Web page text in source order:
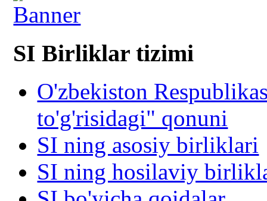
SI Birliklar tizimi
O'zbekiston
to'g'risidagi" qonuni
SI ning asosiy birliklari
SI ning hosilaviy